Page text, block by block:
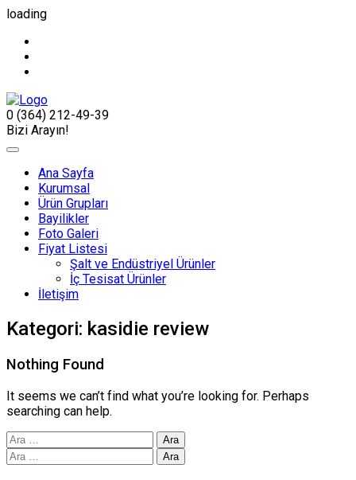
loading
0 (364) 212-49-39
Bizi Arayın!
Ana Sayfa
Kurumsal
Ürün Grupları
Bayilikler
Foto Galeri
Fiyat Listesi
Şalt ve Endüstriyel Ürünler
İç Tesisat Ürünler
İletişim
Kategori: kasidie review
Nothing Found
It seems we can’t find what you’re looking for. Perhaps
searching can help.
Arama:
Arama: